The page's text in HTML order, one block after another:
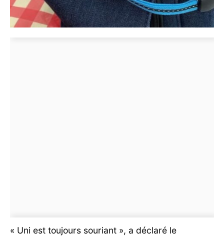
« Uni est toujours souriant », a déclaré le